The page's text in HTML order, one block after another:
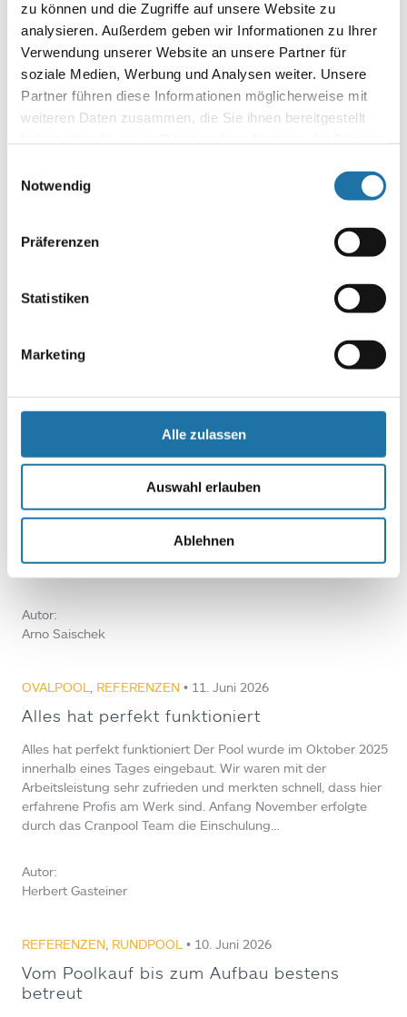
zu können und die Zugriffe auf unsere Website zu
analysieren. Außerdem geben wir Informationen zu Ihrer
Verwendung unserer Website an unsere Partner für
soziale Medien, Werbung und Analysen weiter. Unsere
Partner führen diese Informationen möglicherweise mit
weiteren Daten zusammen, die Sie ihnen bereitgestellt
unsererDatenschutzerklärung
Notwendig
Präferenzen
Statistiken
Marketing
Alle zulassen
Auswahl erlauben
Ablehnen
Autor:
Martin Fraidl
REFERENZEN,RUNDPOOL• 16. Juni 2026
Von der Poolplanung bis zur Fertigstellung –
Von der Poolplanung bis zur Fertigstellung – einfach TOP!
Planung bis zur Fertigstellung – einfach TOP! „Warum nach
Mauritius fliegen, wenn man es zu Hause haben kann?“
sehr zufrieden mit unserer Poolüberdachung. Die Beratung
durch Arno war toll und freundlich. Liefertermin und Aufbau
Cranpool nur weiterempfehlen! Fam. Fuchs Mehr über
unsere Cabrio Pool Überdachungen erfahren…
Autor:
Arno Saischek
OVALPOOL REFERENZEN • 11. Juni 2026
Alles hat perfekt funktioniert
Alles hat perfekt funktioniert Der Pool wurde im Oktober 2025
innerhalb eines Tages eingebaut. Wir waren mit der
Arbeitsleistung sehr zufrieden und merkten schnell, dass hier
erfahrene Profis am Werk sind. Anfang November erfolgte
durch das Cranpool Team die Einschulung…
Autor:
Herbert Gasteiner
REFERENZEN RUNDPOOL • 10. Juni 2026
Vom Poolkauf bis zum Aufbau bestens
betreut